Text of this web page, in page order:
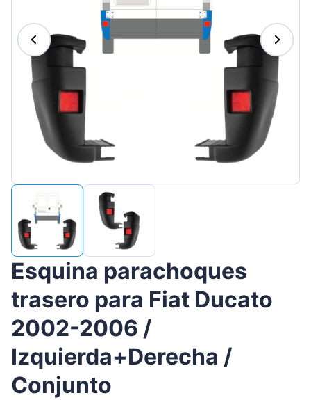
Magyar
Slovenčina
Esquina parachoques
trasero para Fiat Ducato
2002-2006 /
Izquierda+Derecha /
Conjunto